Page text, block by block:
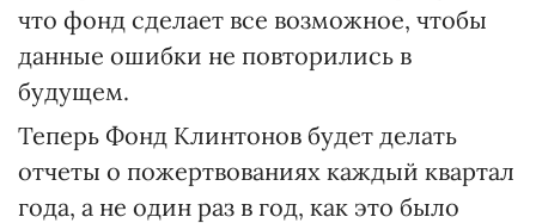
что фонд сделает все возможное, чтобы
данные ошибки не повторились в
будущем.
Теперь Фонд Клинтонов будет делать
отчеты о пожертвованиях каждый квартал
года, а не один раз в год, как это было